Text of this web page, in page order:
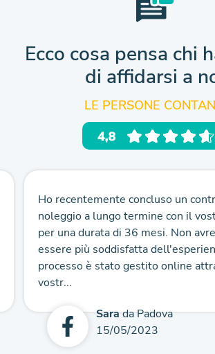
Ecco cosa pensa chi
di affidarsi a
LE PERSONE
Ho recentemente concluso un
noleggio a lungo termine con il
per una durata di 36 mesi. Non
essere più soddisfatta
processo è stato gestito online
vostr...
Sarada Padova
15/05/2023